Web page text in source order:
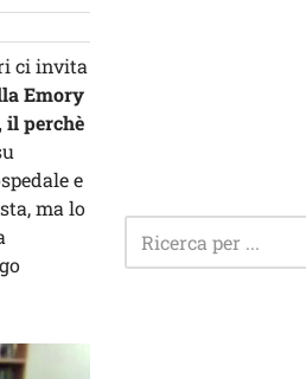
ci invita
Emory
il perchè
e
ma lo